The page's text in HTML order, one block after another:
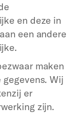
en deze in
een andere
maken
Wij
er
zijn.